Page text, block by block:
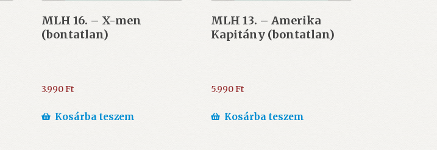
MLH 16. – X-men
(bontatlan)
3.990Ft
Kosárba teszem
MLH 13. – Amerika
Kapitány (bontatlan)
5.990Ft
Kosárba teszem